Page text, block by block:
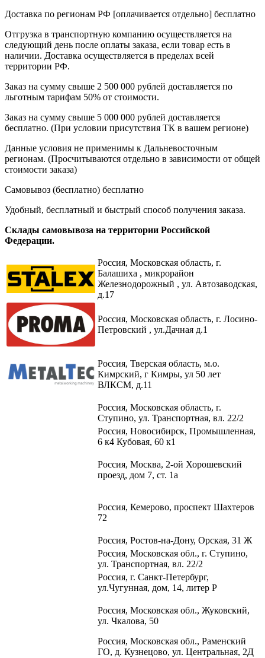
Доставка по регионам РФ [оплачивается отдельно] бесплатно
Отгрузка в транспортную компанию осуществляется на
следующий день после оплаты заказа, если товар есть в
наличии. Доставка осуществляется в пределах всей
территории РФ.
Заказ на сумму свыше 2 500 000 рублей доставляется по
льготным тарифам 50% от стоимости.
Заказ на сумму свыше 5 000 000 рублей доставляется
бесплатно. (При условии присутствия ТК в вашем регионе)
Данные условия не применимы к Дальневосточным
регионам. (Просчитываются отдельно в зависимости от общей
стоимости заказа)
Самовывоз (бесплатно) бесплатно
Удобный, бесплатный и быстрый способ получения заказа.
Склады самовывоза на территории Российской
Федерации.
Россия, Московская область, г.
Балашиха , микрорайон
Железнодорожный , ул. Автозаводская,
д.17
Россия, Московская область, г. Лосино-
Петровский , ул.Дачная д.1
Россия, Тверская область, м.о.
Кимрский, г Кимры, ул 50 лет
ВЛКСМ, д.11
Россия, Московская область, г.
Ступино, ул. Транспортная, вл. 22/2​
Россия, Новосибирск, Промышленная,
6 к4 Кубовая, 60 к1​
Россия, Москва, 2-ой Хорошевский
проезд, дом 7, ст. 1а
Россия, Кемерово, проспект Шахтеров
72
Россия, Ростов-на-Дону, Орская, 31 Ж
Россия, Московская обл., г. Ступино,
ул. Транспортная, вл. 22/2
Россия, г. Санкт-Петербург,
ул.Чугунная, дом, 14, литер Р
Россия, Московская обл., Жуковский,
ул. Чкалова, 50
Россия, Московская обл., Раменский
ГО, д. Кузнецово, ул. Центральная, 2Д